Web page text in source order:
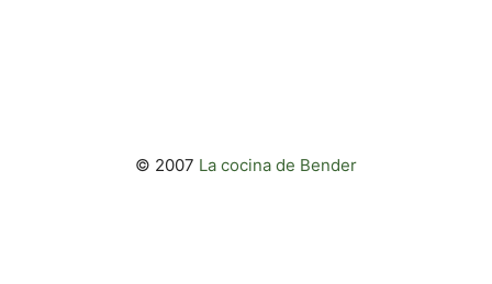
© 2007 La cocina de Bender